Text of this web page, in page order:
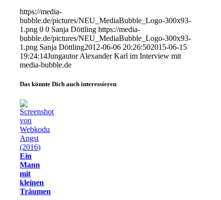
https://media-
bubble.de/pictures/NEU_MediaBubble_Logo-300x93-
1.png 0 0 Sanja Döttling https://media-
bubble.de/pictures/NEU_MediaBubble_Logo-300x93-
1.png Sanja Döttling2012-06-06 20:26:502015-06-15
19:24:14Jungautor Alexander Karl im Interview mit
media-bubble.de
Das könnte Dich auch interessieren
Ein
Mann
mit
kleinen
Träumen